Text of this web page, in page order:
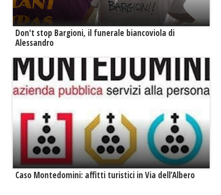
Don't stop Bargioni, il funerale biancoviola di
Alessandro
Caso Montedomini: affitti turistici in Via dell’Albero